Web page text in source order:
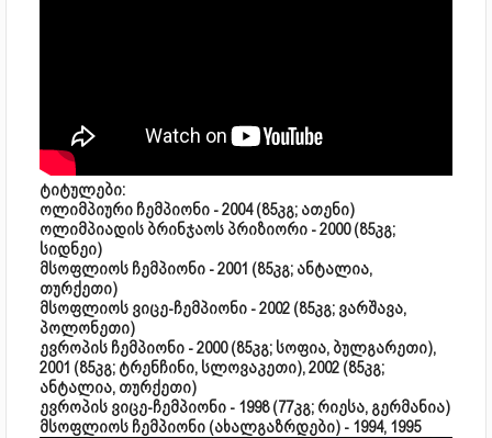
ტიტულები:
ოლიმპიური ჩემპიონი - 2004 (85კგ; ათენი)
ოლიმპიადის ბრინჯაოს პრიზიორი - 2000 (85კგ;
სიდნეი)
მსოფლიოს ჩემპიონი - 2001 (85კგ; ანტალია,
თურქეთი)
მსოფლიოს ვიცე-ჩემპიონი - 2002 (85კგ; ვარშავა,
პოლონეთი)
ევროპის ჩემპიონი - 2000 (85კგ; სოფია, ბულგარეთი),
2001 (85კგ; ტრენჩინი, სლოვაკეთი), 2002 (85კგ;
ანტალია, თურქეთი)
ევროპის ვიცე-ჩემპიონი - 1998 (77კგ; რიესა, გერმანია)
მსოფლიოს ჩემპიონი (ახალგაზრდები) - 1994, 1995